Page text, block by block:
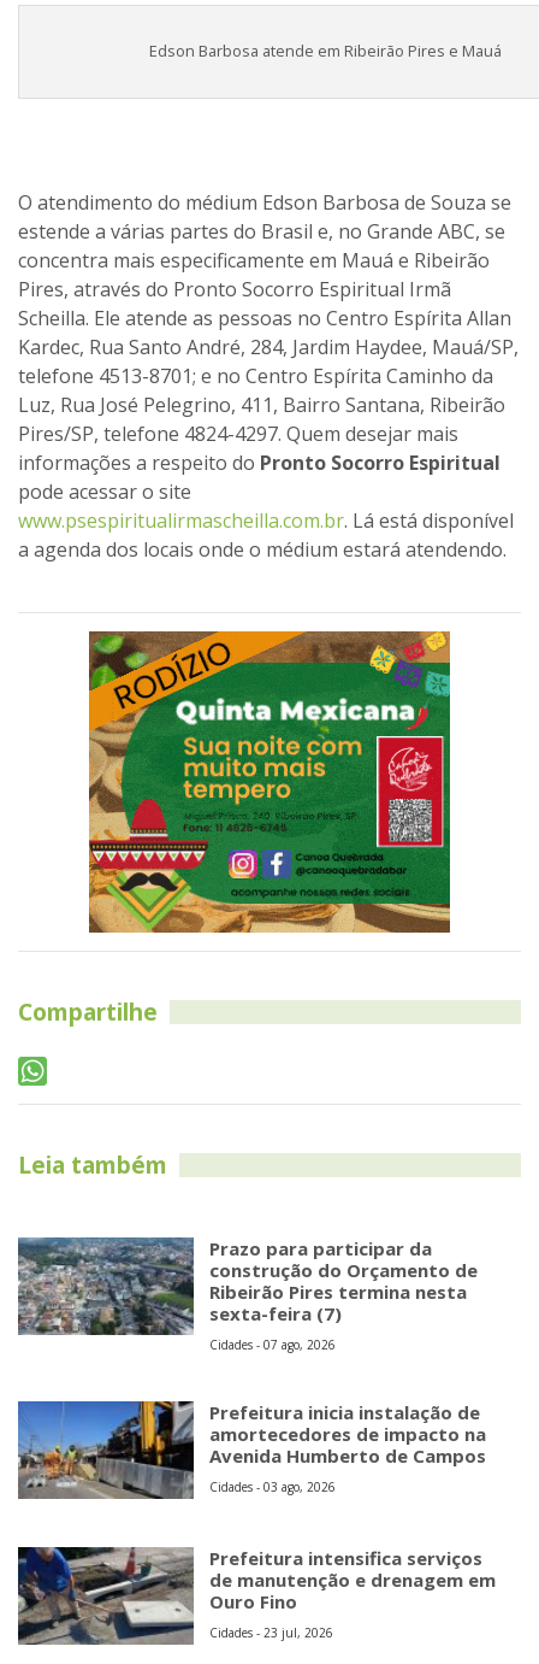
Edson Barbosa atende em Ribeirão Pires e Mauá
O atendimento do médium Edson Barbosa de Souza se
estende a várias partes do Brasil e, no Grande ABC, se
concentra mais especificamente em Mauá e Ribeirão
Pires, através do Pronto Socorro Espiritual Irmã
Scheilla. Ele atende as pessoas no Centro Espírita Allan
Kardec, Rua Santo André, 284, Jardim Haydee, Mauá/SP,
telefone 4513-8701; e no Centro Espírita Caminho da
Luz, Rua José Pelegrino, 411, Bairro Santana, Ribeirão
Pires/SP, telefone 4824-4297. Quem desejar mais
informações a respeito do Pronto Socorro Espiritual
pode acessar o site
www.psespiritualirmascheilla.com.br. Lá está disponível
a agenda dos locais onde o médium estará atendendo.
Compartilhe
Leia também
Prazo para participar da
construção do Orçamento de
Ribeirão Pires termina nesta
sexta-feira (7)
Cidades - 07 ago, 2026
Prefeitura inicia instalação de
amortecedores de impacto na
Avenida Humberto de Campos
Cidades - 03 ago, 2026
Prefeitura intensifica serviços
de manutenção e drenagem em
Ouro Fino
Cidades - 23 jul, 2026